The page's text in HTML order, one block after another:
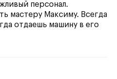
персонал.
мастеру Максиму. Всегда
отдаешь машину в его